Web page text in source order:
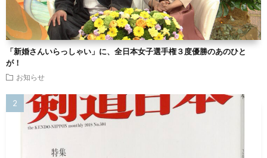
「新婚さんいらっしゃい」に、全日本女子選手権３度優勝のあのひと
が！
お知らせ